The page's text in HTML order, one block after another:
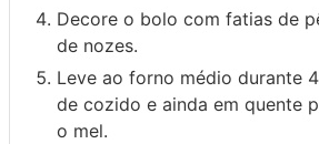
Decore o bolo com fatias de
de nozes.
Leve ao forno médio durante
de cozido e ainda em quente
o mel.